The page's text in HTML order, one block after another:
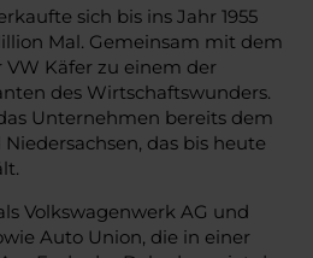
sich bis ins Jahr 1955
Mal. Gemeinsam mit dem
VW Käfer zu einem der
des Wirtschaftswunders.
Unternehmen bereits dem
das bis heute
Volkswagenwerk AG und
Auto Union, die in einer